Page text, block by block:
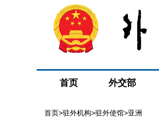
首页 外交部
首页>驻外机构>驻外使馆>亚洲